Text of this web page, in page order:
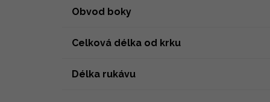
Obvod boky
Celková délka od krku
Délka rukávu